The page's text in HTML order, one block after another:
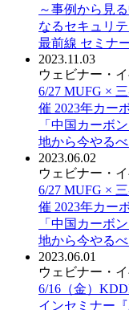
～事例から見
なるセキュリ
最前線 セミナ
2023.11.03
ウェビナー・
6/27 MUFG ×
催 2023年カー
「中国カーボ
地から今やる
2023.06.02
ウェビナー・
6/27 MUFG ×
催 2023年カー
「中国カーボ
地から今やる
2023.06.01
ウェビナー・
6/16（金）
インセミナー